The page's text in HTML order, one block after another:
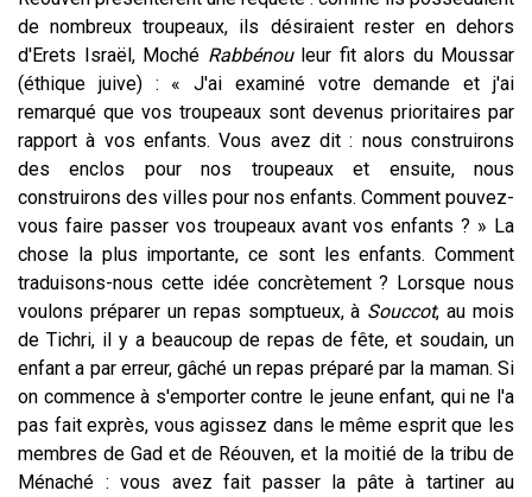
de nombreux troupeaux, ils désiraient rester en dehors
d'Erets Israël, Moché Rabbénouleur fit alors du Moussar
(éthique juive) : « J'ai examiné votre demande et j'ai
remarqué que vos troupeaux sont devenus prioritaires par
rapport à vos enfants. Vous avez dit : nous construirons
des enclos pour nos troupeaux et ensuite, nous
construirons des villes pour nos enfants. Comment pouvez-
vous faire passer vos troupeaux avant vos enfants ? » La
chose la plus importante, ce sont les enfants. Comment
traduisons-nous cette idée concrètement ? Lorsque nous
voulons préparer un repas somptueux, à Souccot, au mois
de Tichri, il y a beaucoup de repas de fête, et soudain, un
enfant a par erreur, gâché un repas préparé par la maman. Si
on commence à s'emporter contre le jeune enfant, qui ne l'a
pas fait exprès, vous agissez dans le même esprit que les
membres de Gad et de Réouven, et la moitié de la tribu de
Ménaché : vous avez fait passer la pâte à tartiner au